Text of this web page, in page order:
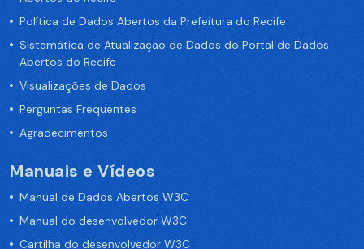
Política de Dados Abertos da Prefeitura do Recife
Sistemática de Atualização de Dados do Portal de Dados
Abertos do Recife
Visualizações de Dados
Perguntas Frequentes
Agradecimentos
Manuais e Vídeos
Manual de Dados Abertos W3C
Manual do desenvolvedor W3C
Cartilha do desenvolvedor W3C